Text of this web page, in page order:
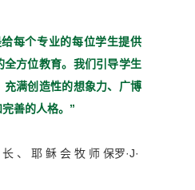
每个专业的每位学生提供
方位教育。 我们引导学生
充满创造性的想象力、广博
完善的人格。”
、 耶 稣 会 牧 师 保罗·J·